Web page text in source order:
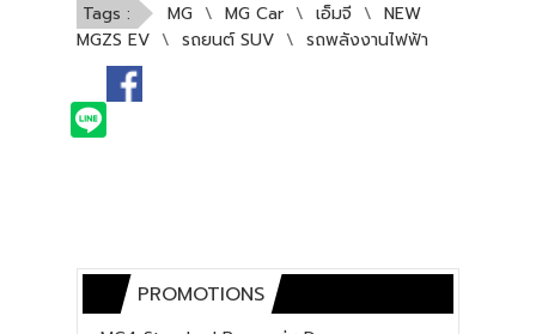
Tags : MG \ MG Car \ เอ็มจี \ NEW
MGZS EV \ รถยนต์ SUV \ รถพลังงานไฟฟ้า
PROMOTIONS